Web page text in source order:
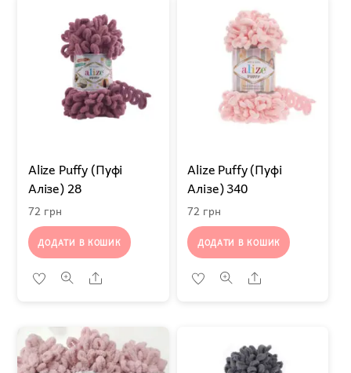
Alize Puffy (Пуфі
Алізе) 28
72 грн
ДОДАТИ В КОШИК
Share
Alize Puffy (Пуфі
Алізе) 340
72 грн
ДОДАТИ В КОШИК
Share